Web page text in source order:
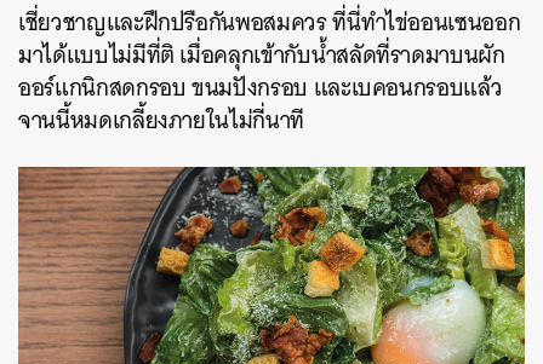
เชี่ยวชาญและฝึกปรือกันพอสมควร ที่นี่ทำไข่ออนเซนออก
มาได้แบบไม่มีที่ติ เมื่อคลุกเข้ากับน้ำสลัดที่ราดมาบนผัก
ออร์แกนิกสดกรอบ ขนมปังกรอบ และเบคอนกรอบแล้ว
จานนี้หมดเกลี้ยงภายในไม่กี่นาที